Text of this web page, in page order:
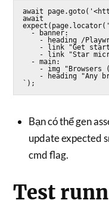
await
await
Bạn có thể gen
update expected
cmd flag.
Test